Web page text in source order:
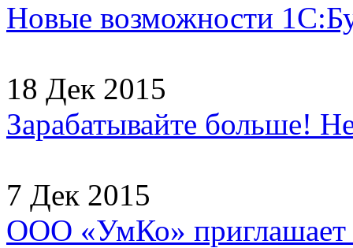
Новые возможности
18 Дек 2015
Зарабатывайте больше!
7 Дек 2015
ООО «УмКо» приглашает